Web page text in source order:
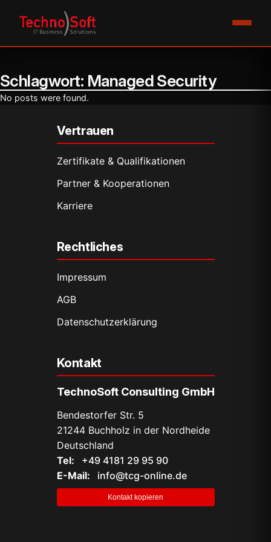
Schlagwort: Managed Security
No posts were found.
Vertrauen
Zertifikate & Qualifikationen
Partner & Kooperationen
Karriere
Rechtliches
Impressum
AGB
Datenschutz­erklärung
Kontakt
TechnoSoft Consulting GmbH
Bendestorfer Str. 5
21244 Buchholz in der Nordheide
Deutschland
Tel:
+49 4181 29 95 90
E-Mail:
info@tcg-online.de
Kontakt kopieren